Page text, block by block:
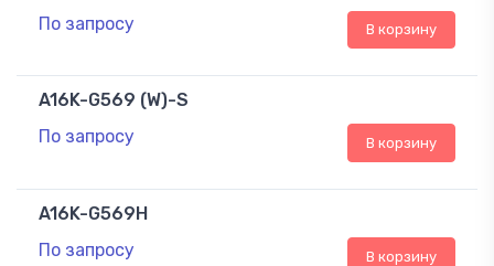
По запросу
В корзину
A16K-G569 (W)-S
По запросу
В корзину
A16K-G569H
По запросу
В корзину